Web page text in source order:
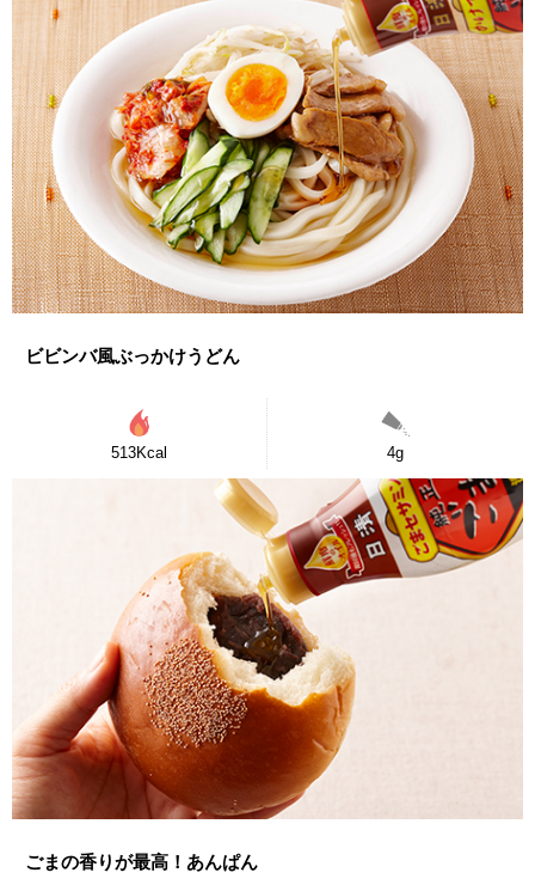
ビビンバ風ぶっかけうどん
513Kcal 4g
ごまの香りが最高！あんぱん